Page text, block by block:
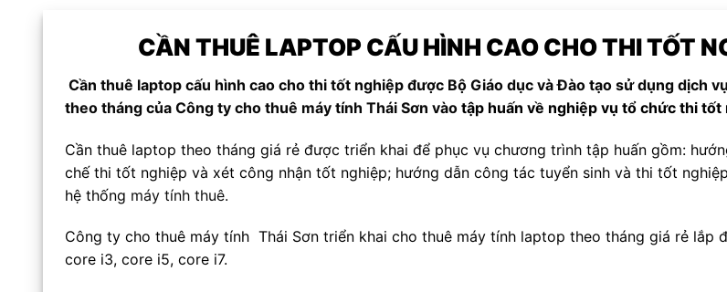
CẦN THUÊ LAPTOP CẤU HÌNH CAO CHO THI TỐT
Cần thuê laptop cấu hình cao cho thi tốt nghiệp được Bộ Giáo dục và Đào tạo sử dụng dịch
theo tháng của Công ty cho thuê máy tính Thái Sơn vào tập huấn về nghiệp vụ tổ chức thi tốt
Cần thuê laptop theo tháng giá rẻ được triển khai để phục vụ chương trình tập huấn gồm:
chế thi tốt nghiệp và xét công nhận tốt nghiệp; hướng dẫn công tác tuyển sinh và thi tốt
hệ thống máy tính thuê.
Công ty cho thuê máy tính Thái Sơn triển khai cho thuê máy tính laptop theo tháng giá rẻ lắp
core i3, core i5, core i7.